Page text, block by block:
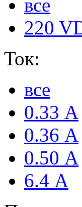
все
220
Ток:
все
0.33 А
0.36 А
0.50 А
6.4 А